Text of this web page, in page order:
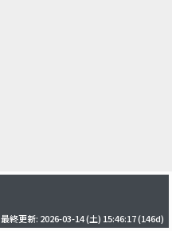
最終更新: 2026-03-14 (土) 15:46:17(146d)